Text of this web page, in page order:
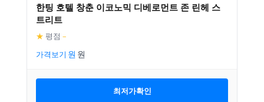
한팅 호텔 창춘 이코노믹 디베로먼트 존 린헤 스
트리트
★ 평점 –
가격보기
최저가확인